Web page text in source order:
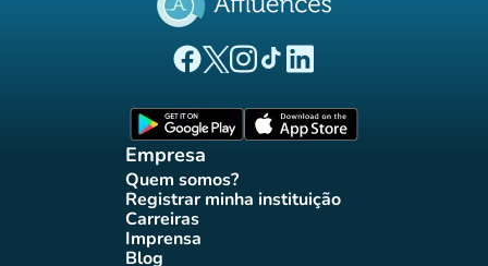
(novo separador)
(novo separador)
(novo separador)
(novo separador)
(novo separador)
Empresa
Quem somos?(novo separador)
Registrar minha instituição
(novo separador)
Carreiras(novo separador)
Imprensa(novo separador)
Blog